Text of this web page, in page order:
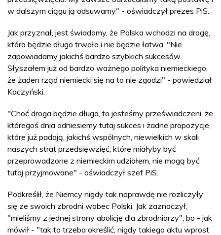
w dalszym ciągu ją odsuwamy" - oświadczył prezes PiS.
Jak przyznał, jest świadomy, że Polska wchodzi na drogę,
która będzie długo trwała i nie będzie łatwa. "Nie
zapowiadamy jakichś bardzo szybkich sukcesów.
Słyszałem już od bardzo ważnego polityka niemieckiego,
że żaden rząd niemiecki się na to nie zgodzi" - powiedział
Kaczyński.
"Choć droga będzie długa, to jesteśmy przeświadczeni, że
któregoś dnia odniesiemy tutaj sukces i żadne propozycje,
które już padają, jakichś wspólnych, niewielkich w skali
naszych strat przedsięwzięć, które miałyby być
przeprowadzone z niemieckim udziałem, nie mogą być
tutaj przyjmowane" - oświadczył szef PiS.
Podkreślił, że Niemcy nigdy tak naprawdę nie rozliczyły
się ze swoich zbrodni wobec Polski. Jak zaznaczył,
"mieliśmy z jednej strony abolicję dla zbrodniarzy", bo - jak
mówił - "tak to trzeba określić, nigdy takiego aktu wprost